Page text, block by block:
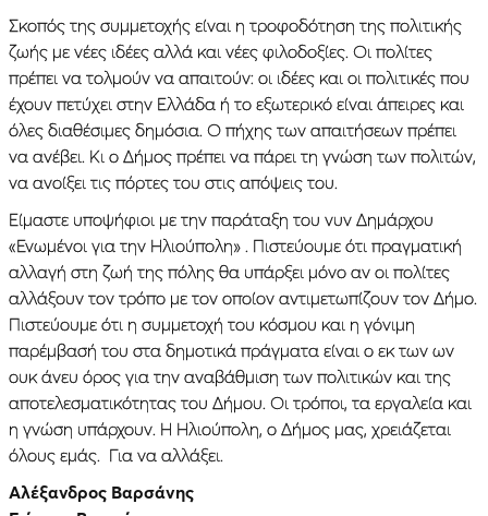
Σκοπός της συμμετοχής είναι η τροφοδότηση της πολιτικής
ζωής με νέες ιδέες αλλά και νέες φιλοδοξίες. Οι πολίτες
πρέπει να τολμούν να απαιτούν: οι ιδέες και οι πολιτικές που
έχουν πετύχει στην Ελλάδα ή το εξωτερικό είναι άπειρες και
όλες διαθέσιμες δημόσια. Ο πήχης των απαιτήσεων πρέπει
να ανέβει. Κι ο Δήμος πρέπει να πάρει τη γνώση των πολιτών,
να ανοίξει τις πόρτες του στις απόψεις του.
Είμαστε υποψήφιοι με την παράταξη του νυν Δημάρχου
«Ενωμένοι για την Ηλιούπολη» . Πιστεύουμε ότι πραγματική
αλλαγή στη ζωή της πόλης θα υπάρξει μόνο αν οι πολίτες
αλλάξουν τον τρόπο με τον οποίον αντιμετωπίζουν τον Δήμο.
Πιστεύουμε ότι η συμμετοχή του κόσμου και η γόνιμη
παρέμβασή του στα δημοτικά πράγματα είναι ο εκ των ων
ουκ άνευ όρος για την αναβάθμιση των πολιτικών και της
αποτελεσματικότητας του Δήμου. Οι τρόποι, τα εργαλεία και
η γνώση υπάρχουν. Η Ηλιούπολη, ο Δήμος μας, χρειάζεται
όλους εμάς. Για να αλλάξει.
Αλέξανδρος Βαρσάνης